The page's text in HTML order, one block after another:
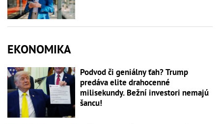
EKONOMIKA
Podvod či geniálny ťah? Trump
predáva elite drahocenné
milisekundy. Bežní investori nemajú
šancu!